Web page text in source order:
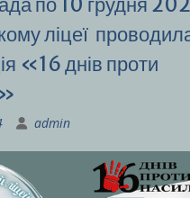
ліцеї
«16 днів проти
admin